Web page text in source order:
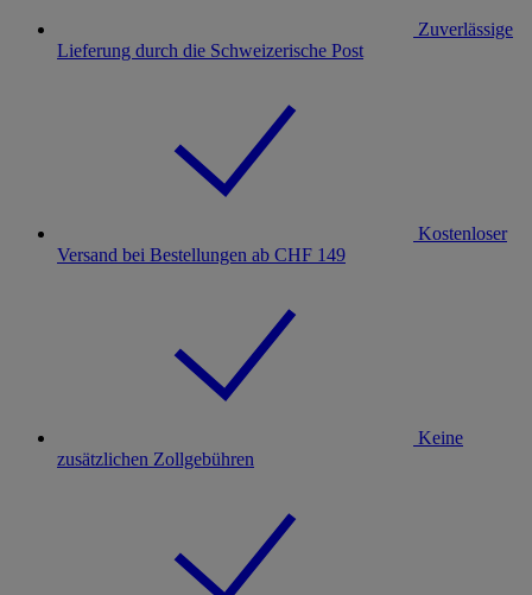
Zuverlässige
Lieferung durch die Schweizerische Post
Kostenloser
Versand bei Bestellungen ab CHF 149
Keine
zusätzlichen Zollgebühren